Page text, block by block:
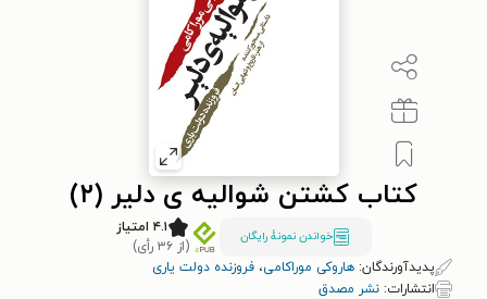
کتاب کشتن شوالیه ی دلیر (۲)
خواندن نمونۀ رایگان
۴.۱ امتیاز
(از ۳۶ رأی)
پدیدآورندگان: هاروکی موراکامی، فروزنده دولت یاری
انتشارات: نشر مصدق